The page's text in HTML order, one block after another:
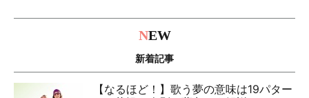
NEW
新着記事
【なるほど！】歌う夢の意味は19パター